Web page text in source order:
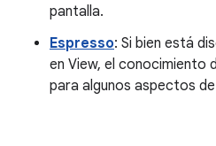
pantalla.
Espresso: Si bien está
en View, el conocimiento
para algunos aspectos